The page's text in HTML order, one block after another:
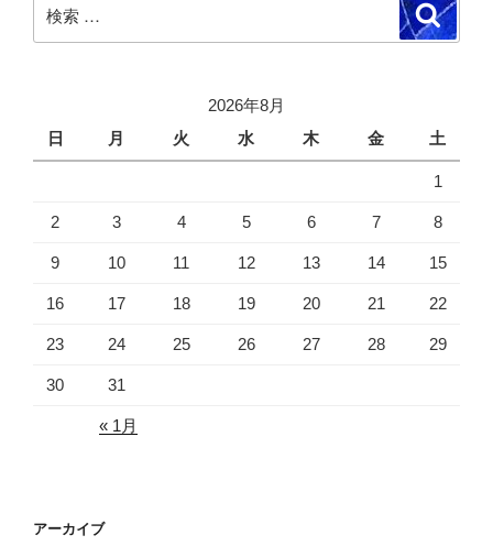
索:
検
索
2026年8月
日
月 火 水 木 金 土
1
2 3 4 5 6 7 8
9 10 11 12 13 14 15
16 17 18 19 20 21 22
23 24 25 26 27 28 29
30 31
« 1月
アーカイブ